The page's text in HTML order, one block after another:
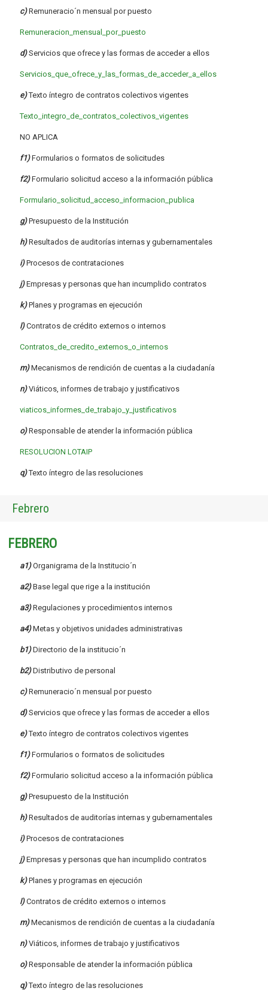
c)Remuneracio´n mensual por puesto
Remuneracion_mensual_por_puesto
d)Servicios que ofrece y las formas de acceder a ellos
Servicios_que_ofrece_y_las_formas_de_acceder_a_ellos
e)Texto íntegro de contratos colectivos vigentes
Texto_integro_de_contratos_colectivos_vigentes
NO APLICA
f1)Formularios o formatos de solicitudes
f2)Formulario solicitud acceso a la información pública
Formulario_solicitud_acceso_informacion_publica
g) Presupuesto de la Institución
h)Resultados de auditorías internas y gubernamentales
i) Procesos de contrataciones
j) Empresas y personas que han incumplido contratos
k) Planes y programas en ejecución
l) Contratos de crédito externos o internos
Contratos_de_credito_externos_o_internos
m)Mecanismos de rendición de cuentas a la ciudadanía
n)Viáticos, informes de trabajo y justificativos
viaticos_informes_de_trabajo_y_justificativos
o)Responsable de atender la información pública
RESOLUCION LOTAIP
q) Texto íntegro de las resoluciones
Febrero
FEBRERO
a1)Organigrama de la Institucio´n
a2) Base legal que rige a la institución
a3)Regulaciones y procedimientos internos
a4)Metas y objetivos unidades administrativas
b1)Directorio de la institucio´n
b2)Distributivo de personal
c)Remuneracio´n mensual por puesto
d)Servicios que ofrece y las formas de acceder a ellos
e)Texto íntegro de contratos colectivos vigentes
f1)Formularios o formatos de solicitudes
f2)Formulario solicitud acceso a la información pública
g) Presupuesto de la Institución
h)Resultados de auditorías internas y gubernamentales
i) Procesos de contrataciones
j) Empresas y personas que han incumplido contratos
k) Planes y programas en ejecución
l) Contratos de crédito externos o internos
m)Mecanismos de rendición de cuentas a la ciudadanía
n)Viáticos, informes de trabajo y justificativos
o)Responsable de atender la información pública
q) Texto íntegro de las resoluciones